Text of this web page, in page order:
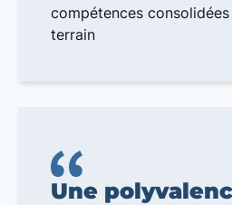
compétences consolidées
terrain
Une